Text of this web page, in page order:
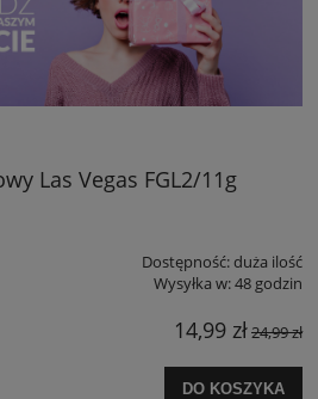
Las Vegas FGL2/11g
Dostępność:duża ilość
Wysyłka w:48 godzin
14,99 zł24,99 zł
DO KOSZYKA